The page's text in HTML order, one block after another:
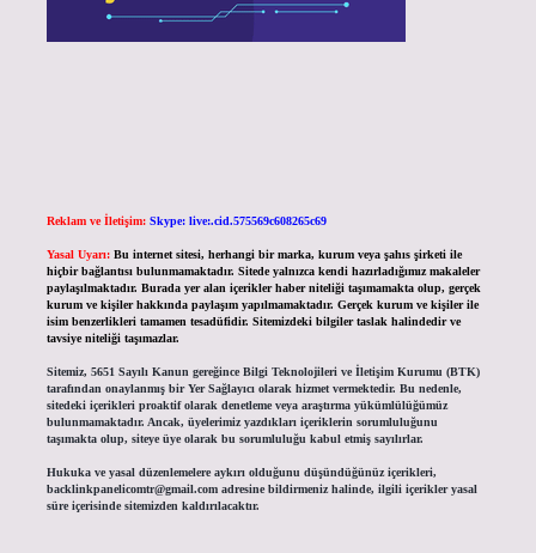
Reklam ve İletişim: Skype: live:.cid.575569c608265c69
Yasal Uyarı: Bu internet sitesi, herhangi bir marka, kurum veya şahıs şirketi ile
hiçbir bağlantısı bulunmamaktadır. Sitede yalnızca kendi hazırladığımız makaleler
paylaşılmaktadır. Burada yer alan içerikler haber niteliği taşımamakta olup, gerçek
kurum ve kişiler hakkında paylaşım yapılmamaktadır. Gerçek kurum ve kişiler ile
isim benzerlikleri tamamen tesadüfidir. Sitemizdeki bilgiler taslak halindedir ve
tavsiye niteliği taşımazlar.
Sitemiz, 5651 Sayılı Kanun gereğince Bilgi Teknolojileri ve İletişim Kurumu (BTK)
tarafından onaylanmış bir Yer Sağlayıcı olarak hizmet vermektedir. Bu nedenle,
sitedeki içerikleri proaktif olarak denetleme veya araştırma yükümlülüğümüz
bulunmamaktadır. Ancak, üyelerimiz yazdıkları içeriklerin sorumluluğunu
taşımakta olup, siteye üye olarak bu sorumluluğu kabul etmiş sayılırlar.
Hukuka ve yasal düzenlemelere aykırı olduğunu düşündüğünüz içerikleri,
backlinkpanelicomtr@gmail.comadresine bildirmeniz halinde, ilgili içerikler yasal
süre içerisinde sitemizden kaldırılacaktır.